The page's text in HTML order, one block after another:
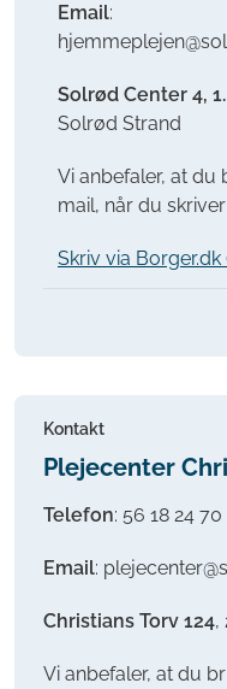
Email:
Solrød Center 4,
Solrød Strand
Vi anbefaler, at du
mail, når du
Skriv via Borger.dk
Kontakt
Plejecenter
Telefon: 56 18 24 70
Email:
Christians Torv 124,
Vi anbefaler, at du